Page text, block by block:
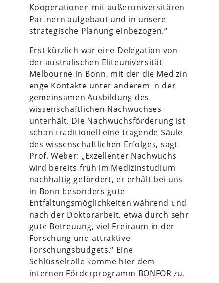
Kooperationen mit außeruniversitären
Partnern aufgebaut und in unsere
strategische Planung einbezogen.“
Erst kürzlich war eine Delegation von
der australischen Eliteuniversität
Melbourne in Bonn, mit der die Medizin
enge Kontakte unter anderem in der
gemeinsamen Ausbildung des
wissenschaftlichen Nachwuchses
unterhält. Die Nachwuchsförderung ist
schon traditionell eine tragende Säule
des wissenschaftlichen Erfolges, sagt
Prof. Weber: „Exzellenter Nachwuchs
wird bereits früh im Medizinstudium
nachhaltig gefördert, er erhält bei uns
in Bonn besonders gute
Entfaltungsmöglichkeiten während und
nach der Doktorarbeit, etwa durch sehr
gute Betreuung, viel Freiraum in der
Forschung und attraktive
Forschungsbudgets.“ Eine
Schlüsselrolle komme hier dem
internen Förderprogramm BONFOR zu.